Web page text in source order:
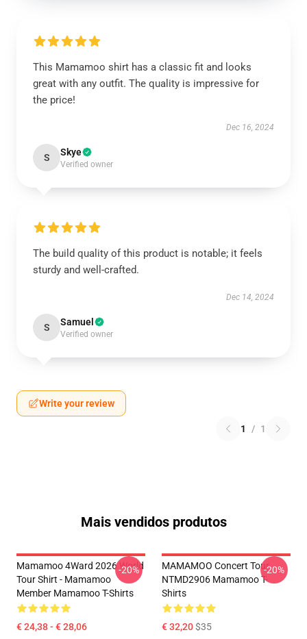
This Mamamoo shirt has a classic fit and looks
great with any outfit. The quality is impressive for
the price!
Dec 16, 2024
S Skye
Verified owner
The build quality of this product is notable; it feels
sturdy and well-crafted.
Dec 14, 2024
S Samuel
Verified owner
Write your review
1 / 1
Mais vendidos produtos
Mamamoo 4Ward 2026 World
Tour Shirt - Mamamoo
Member Mamamoo T-Shirts
€ 24,38 - € 28,06
-20%
MAMAMOO Concert Tour
NTMD2906 Mamamoo T-
Shirts
€ 32,20$35
-20%